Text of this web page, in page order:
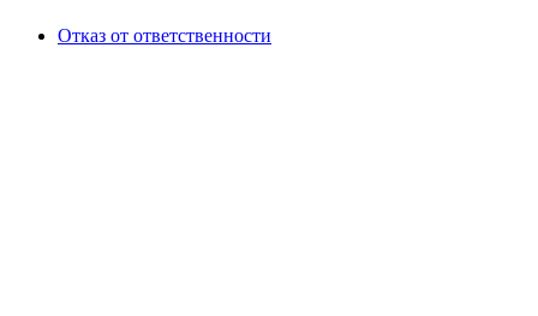
Отказ от ответственности